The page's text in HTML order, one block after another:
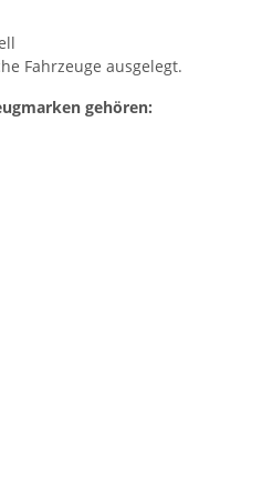
Fahrzeuge ausgelegt.
gehören: